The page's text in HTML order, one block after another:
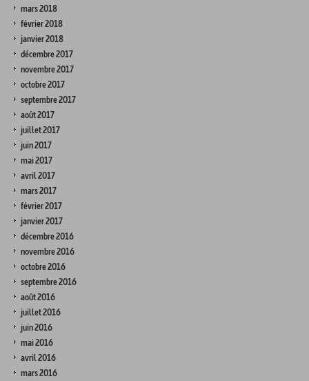
mars 2018
février 2018
janvier 2018
décembre 2017
novembre 2017
octobre 2017
septembre 2017
août 2017
juillet 2017
juin 2017
mai 2017
avril 2017
mars 2017
février 2017
janvier 2017
décembre 2016
novembre 2016
octobre 2016
septembre 2016
août 2016
juillet 2016
juin 2016
mai 2016
avril 2016
mars 2016